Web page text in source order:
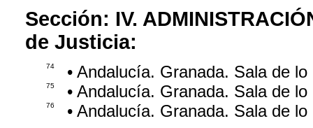
Sección: IV.
de Justicia:
74 • Andalucía. Granada. Sala de
75 • Andalucía. Granada. Sala de
76 • Andalucía. Granada. Sala de